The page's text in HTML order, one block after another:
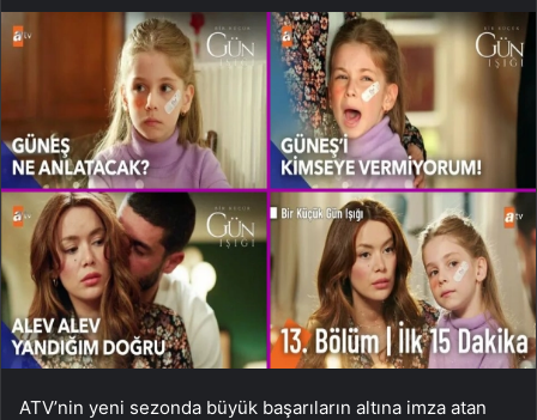
ATV’nin yeni sezonda büyük başarıların altına imza atan